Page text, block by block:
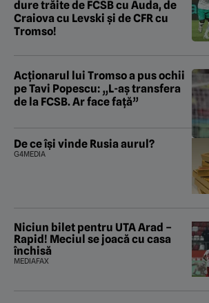
dure trăite de FCSB cu Auda, de
Craiova cu Levski și de CFR cu
Tromso!
Acționarul lui Tromso a pus ochii
pe Tavi Popescu: „L-aș transfera
de la FCSB. Ar face față”
De ce își vinde Rusia aurul?
G4MEDIA
Niciun bilet pentru UTA Arad –
Rapid! Meciul se joacă cu casa
închisă
MEDIAFAX